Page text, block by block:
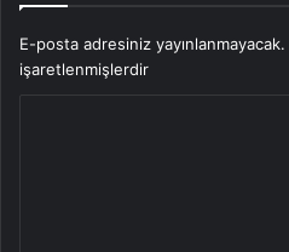
E-posta adresiniz yayınlanmayacak.
işaretlenmişlerdir